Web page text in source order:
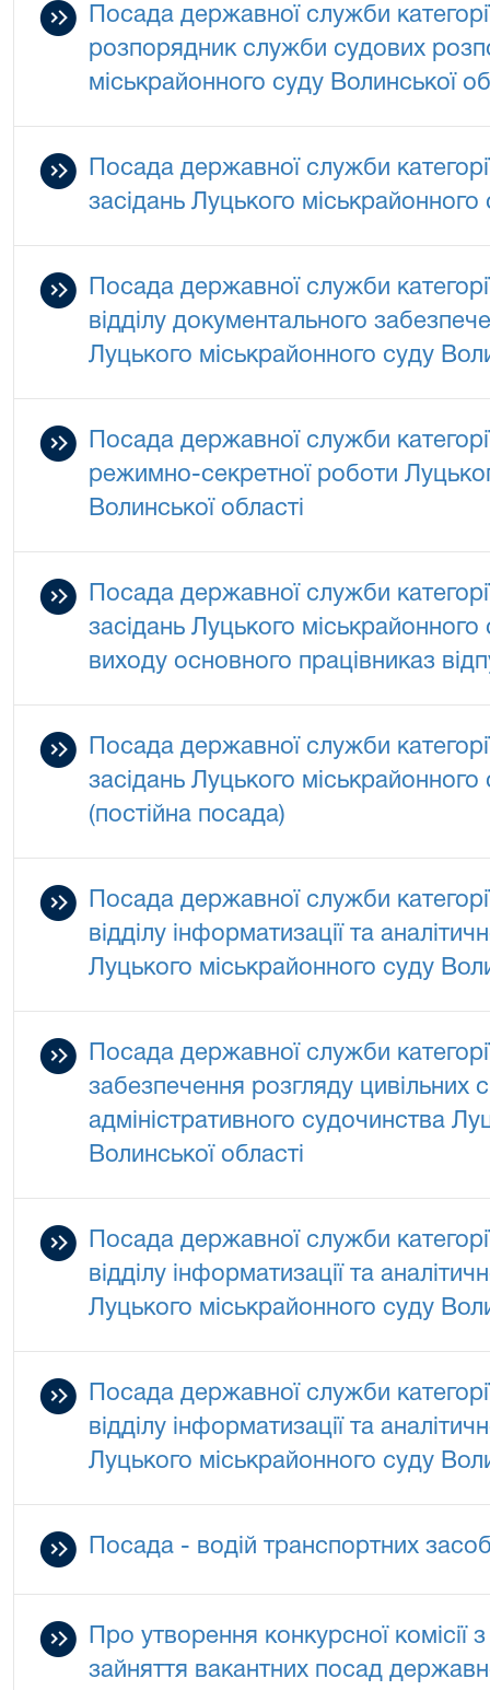
Посада державної служби
розпорядник служби судових
міськрайонного суду Волинської
Посада державної служби
засідань Луцького міськрайонного
Посада державної служби
відділу документального
Луцького міськрайонного суду
Посада державної служби
режимно-секретної роботи
Волинської області
Посада державної служби
засідань Луцького міськрайонного
виходу основного працівниказ
Посада державної служби
засідань Луцького міськрайонного
(постійна посада)
Посада державної служби
відділу інформатизації та
Луцького міськрайонного суду
Посада державної служби
забезпечення розгляду цивільних
адміністративного судочинства
Волинської області
Посада державної служби
відділу інформатизації та
Луцького міськрайонного суду
Посада державної служби
відділу інформатизації та
Луцького міськрайонного суду
Посада - водій транспортних
Про утворення конкурсної
зайняття вакантних посад